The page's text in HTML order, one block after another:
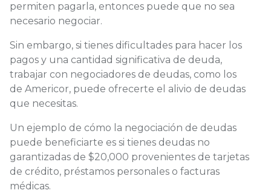
permiten pagarla, entonces puede que no sea
necesario negociar.
Sin embargo, si tienes dificultades para hacer los
pagos y una cantidad significativa de deuda,
trabajar con negociadores de deudas, como los
de Americor, puede ofrecerte el alivio de deudas
que necesitas.
Un ejemplo de cómo la negociación de deudas
puede beneficiarte es si tienes deudas no
garantizadas de $20,000 provenientes de tarjetas
de crédito, préstamos personales o facturas
médicas.